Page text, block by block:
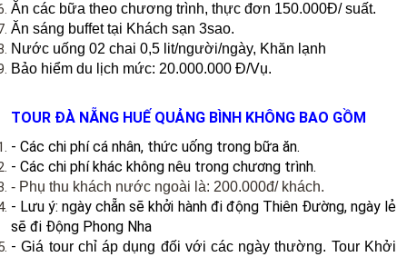
Ăn các bữa theo chương trình, thực đơn 150.000Đ/ suất.
Ăn sáng buffet tại Khách sạn 3sao.
Nước uống 02 chai 0,5 lit/người/ngày, Khăn lạnh
Bảo hiểm du lịch mức: 20.000.000 Đ/Vụ.
TOUR ĐÀ NẴNG HUẾ QUẢNG BÌNH KHÔNG BAO GỒM
- Các chi phí cá nhân, thức uống trong bữa ăn.
- Các chi phí khác không nêu trong chương trình.
- Phụ thu khách nước ngoài là: 200.000đ/ khách.
- Lưu ý: ngày chẵn sẽ khởi hành đi động Thiên Đường, ngày lẻ
sẽ đi Động Phong Nha
-Giá tour chỉ áp dụng đối với các ngày thường. Tour Khởi